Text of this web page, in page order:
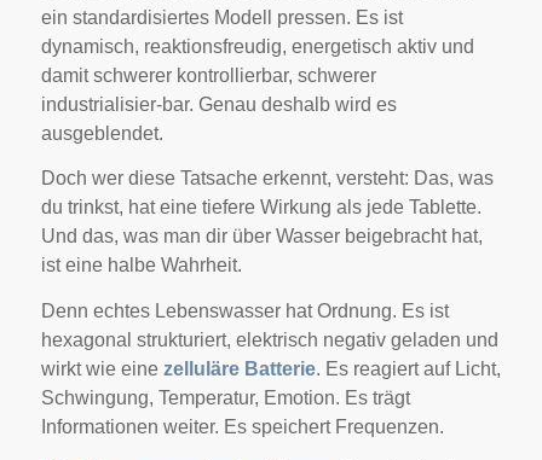
ein standardisiertes Modell pressen. Es ist
dynamisch, reaktionsfreudig, energetisch aktiv und
damit schwerer kontrollierbar, schwerer
industrialisier-bar. Genau deshalb wird es
ausgeblendet.
Doch wer diese Tatsache erkennt, versteht: Das, was
du trinkst, hat eine tiefere Wirkung als jede Tablette.
Und das, was man dir über Wasser beigebracht hat,
ist eine halbe Wahrheit.
Denn echtes Lebenswasser hat Ordnung. Es ist
hexagonal strukturiert, elektrisch negativ geladen und
wirkt wie eine zelluläre Batterie. Es reagiert auf Licht,
Schwingung, Temperatur, Emotion. Es trägt
Informationen weiter. Es speichert Frequenzen.